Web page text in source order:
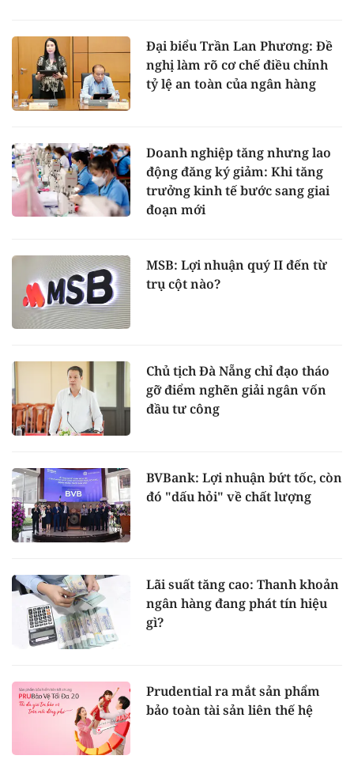
Đại biểu Trần Lan Phương: Đề
nghị làm rõ cơ chế điều chỉnh
tỷ lệ an toàn của ngân hàng
Doanh nghiệp tăng nhưng lao
động đăng ký giảm: Khi tăng
trưởng kinh tế bước sang giai
đoạn mới
MSB: Lợi nhuận quý II đến từ
trụ cột nào?
Chủ tịch Đà Nẵng chỉ đạo tháo
gỡ điểm nghẽn giải ngân vốn
đầu tư công
BVBank: Lợi nhuận bứt tốc, còn
đó "dấu hỏi" về chất lượng
Lãi suất tăng cao: Thanh khoản
ngân hàng đang phát tín hiệu
gì?
Prudential ra mắt sản phẩm
bảo toàn tài sản liên thế hệ